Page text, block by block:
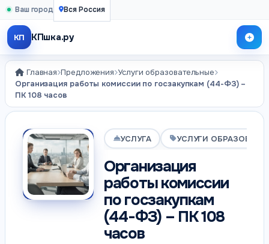
Ваш город Вся Россия
КП КПшка.ру
Главная Предложения Услуги образовательные
Организация работы комиссии по госзакупкам (44-ФЗ) –
ПК 108 часов
УСЛУГА УСЛУГИ
Организация
работы комиссии
по госзакупкам
(44-ФЗ) – ПК 108
часов